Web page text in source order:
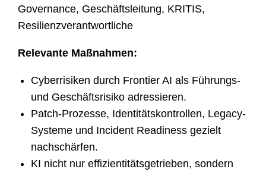
Governance, Geschäftsleitung, KRITIS,
Resilienzverantwortliche
Relevante Maßnahmen:
Cyberrisiken durch Frontier AI als Führungs-
und Geschäftsrisiko adressieren.
Patch-Prozesse, Identitätskontrollen, Legacy-
Systeme und Incident Readiness gezielt
nachschärfen.
KI nicht nur effizientitätsgetrieben, sondern